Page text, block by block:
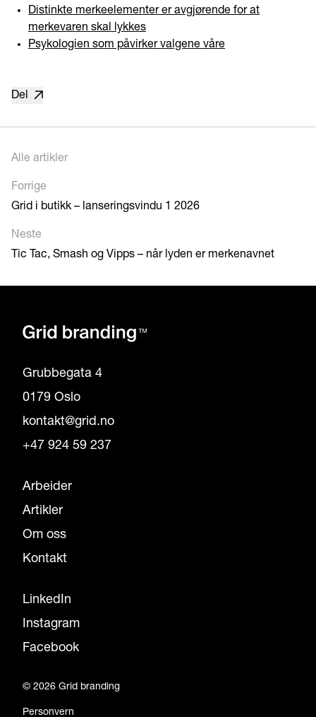
Distinkte merkeelementer er avgjørende for at
merkevaren skal lykkes
Psykologien som påvirker valgene våre
Del
Alle artikler
Forrige
Grid i butikk – lanseringsvindu 1 2026
Neste
Tic Tac, Smash og Vipps – når lyden er merkenavnet
Grubbegata 4
0179 Oslo
kontakt@grid.no
+47 924 59 237
Arbeider
Artikler
Om oss
Kontakt
LinkedIn
Instagram
Facebook
© 2026 Grid branding
Personvern